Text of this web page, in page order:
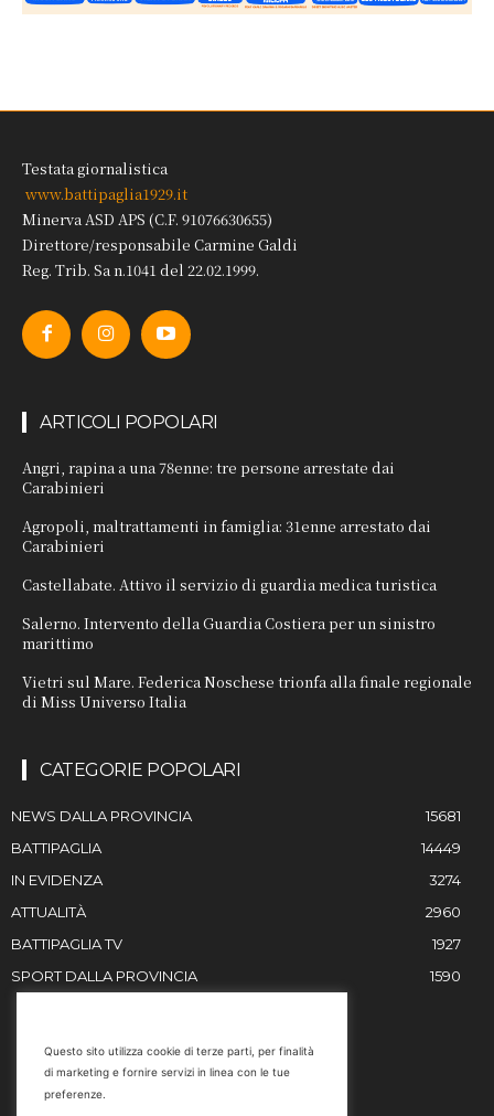
Testata giornalistica
www.battipaglia1929.it
Minerva ASD APS (C.F. 91076630655)
Direttore/responsabile Carmine Galdi
Reg. Trib. Sa n.1041 del 22.02.1999.
ARTICOLI POPOLARI
Angri, rapina a una 78enne: tre persone arrestate dai
Carabinieri
Agropoli, maltrattamenti in famiglia: 31enne arrestato dai
Carabinieri
Castellabate. Attivo il servizio di guardia medica turistica
Salerno. Intervento della Guardia Costiera per un sinistro
marittimo
Vietri sul Mare. Federica Noschese trionfa alla finale regionale
di Miss Universo Italia
CATEGORIE POPOLARI
NEWS DALLA PROVINCIA
15681
BATTIPAGLIA
14449
IN EVIDENZA
3274
ATTUALITÀ
2960
BATTIPAGLIA TV
1927
SPORT DALLA PROVINCIA
1590
Email
Questo sito utilizza cookie di terze parti, per finalità
di marketing e fornire servizi in linea con le tue
preferenze.